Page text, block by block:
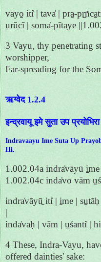
vāyo̱ iti̍ | tava̍ | pra̱-
u̱rū̱cī | soma̍-pītaye
3 Vayu, thy penetrating
worshipper,
Far-spreading for the
ऋग्वेद 1.2.4
इन्द्रवायू इमे सुता उप
Indravaayu Ime Suta Up
Hi.
1.002.04a indra̍vāyū
1.002.04c inda̍vo vām
indra̍vāyū̱ iti̍ | i̱me |
|
inda̍vaḥ | vām | u̱śanti̍ |
4 These, Indra-Vayu,
offered dainties' sake: